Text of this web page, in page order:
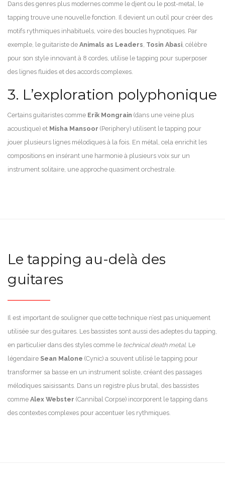
Dans des genres plus modernes comme le djent ou le post-metal, le
tapping trouve une nouvelle fonction. Il devient un outil pour créer des
motifs rythmiques inhabituels, voire des boucles hypnotiques. Par
exemple, le guitariste de Animals as Leaders Tosin Abasi , célèbre
pour son style innovant à 8 cordes, utilise le tapping pour superposer
des lignes fluides et des accords complexes.
3. L’exploration polyphonique
Certains guitaristes comme Erik Mongrain (dans une veine plus
acoustique) et Misha Mansoor (Periphery) utilisent le tapping pour
jouer plusieurs lignes mélodiques à la fois. En métal, cela enrichit les
compositions en insérant une harmonie à plusieurs voix sur un
instrument solitaire, une approche quasiment orchestrale.
Le tapping au-delà des
guitares
Il est important de souligner que cette technique n’est pas uniquement
utilisée sur des guitares. Les bassistes sont aussi des adeptes du tapping,
en particulier dans des styles comme le technical death metal. Le
légendaire Sean Malone (Cynic) a souvent utilisé le tapping pour
transformer sa basse en un instrument soliste, créant des passages
mélodiques saisissants. Dans un registre plus brutal, des bassistes
comme Alex Webster (Cannibal Corpse) incorporent le tapping dans
des contextes complexes pour accentuer les rythmiques.